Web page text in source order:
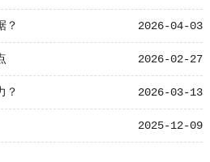
2026-04-03
？
2026-02-27
2026-03-13
？
2025-12-09